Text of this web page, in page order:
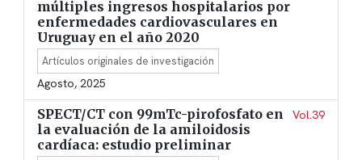
múltiples ingresos hospitalarios por
enfermedades cardiovasculares en
Uruguay en el año 2020
Artículos originales de investigación
Agosto, 2025
SPECT/CT con 99mTc-pirofosfato en
la evaluación de la amiloidosis
cardíaca: estudio preliminar
Vol.39